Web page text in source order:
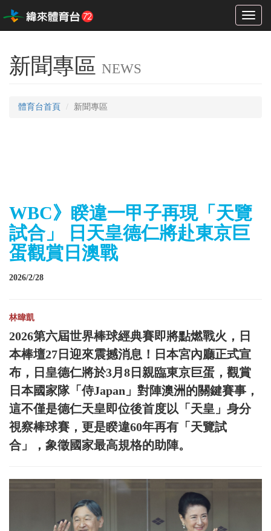
Toggle
新聞專區 NEWS
體育台首頁 新聞專區
WBC》睽違一甲子再現「天覽
試合」 日天皇德仁將赴東京巨
蛋觀賞日澳戰
2026/2/28
林暐凱
2026第六屆世界棒球經典賽即將點燃戰火，日
本棒壇27日迎來震撼消息！日本宮內廳正式宣
布，日皇德仁將於3月8日親臨東京巨蛋，觀賞
日本國家隊「侍Japan」對陣澳洲的關鍵賽事，
這不僅是德仁天皇即位後首度以「天皇」身分
視察棒球賽，更是睽違60年再有「天覽試
合」，象徵國家最高規格的助陣。